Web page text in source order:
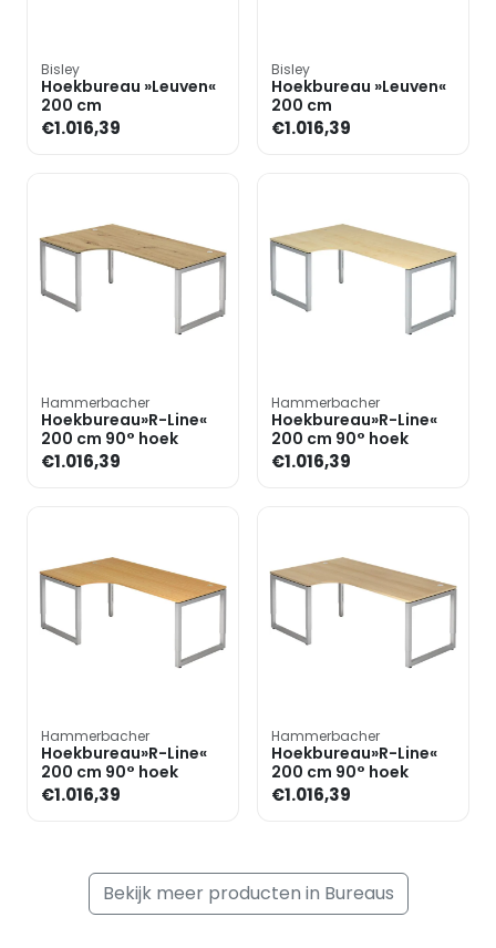
Bisley
Hoekbureau »Leuven«
200 cm
€1.016,39
Bisley
Hoekbureau »Leuven«
200 cm
€1.016,39
Hammerbacher
Hoekbureau»R-Line«
200 cm 90° hoek
€1.016,39
Hammerbacher
Hoekbureau»R-Line«
200 cm 90° hoek
€1.016,39
Hammerbacher
Hoekbureau»R-Line«
200 cm 90° hoek
€1.016,39
Hammerbacher
Hoekbureau»R-Line«
200 cm 90° hoek
€1.016,39
Bekijk meer producten in Bureaus